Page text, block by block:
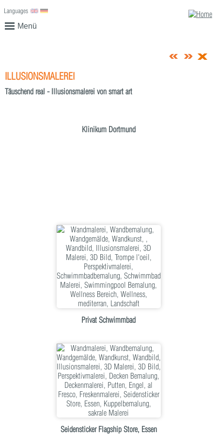
Menü
Languages English
ILLUSIONSMALEREI
Täuschend real - Illusionsmalerei von smart art
Klinikum Dortmund
Privat Schwimmbad
Seidensticker Flagship Store, Essen